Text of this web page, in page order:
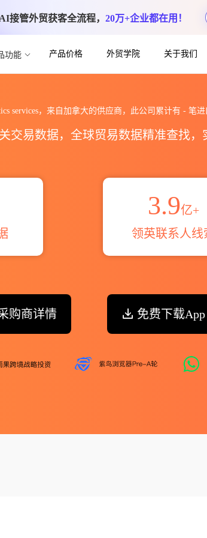
接管外贸获客全流程， 20万+企业都在用！
功能 产品价格 外贸学院 关于我们
services，来自加拿大的供应商，此公司累计有 -笔进
交易数据，全球贸易数据精准查找
3.9亿+
领英联系人线
购商详情 免费下载App